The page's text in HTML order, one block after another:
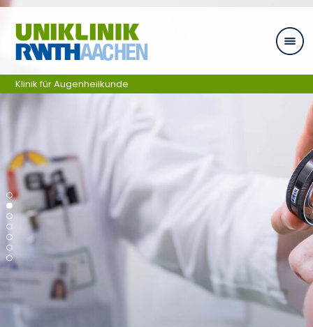
Ga naar navigatie
Klinik für Augenheilkunde